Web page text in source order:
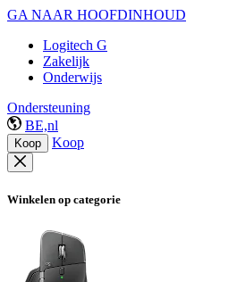
GA NAAR HOOFDINHOUD
Logitech G
Zakelijk
Onderwijs
Ondersteuning
BE,nl
Koop Koop
Winkelen op categorie